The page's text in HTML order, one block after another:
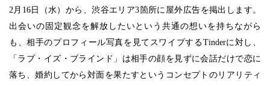
2月16日（水）から、渋谷エリア3箇所に屋外広告を掲出します。
出会いの固定観念を解放したいという共通の想いを持ちながら
も、相手のプロフィール写真を見てスワイプするTinderに対し、
「ラブ・イズ・ブラインド」は相手の顔を見ずに会話だけで恋に
落ち、婚約してから対面を果たすというコンセプトのリアリティ